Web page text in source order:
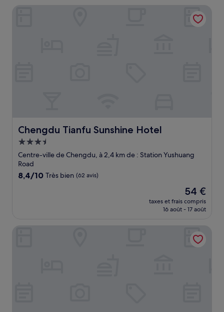
de
55 €
Chengdu Tianfu Sunshine Hotel
Chengdu Tianfu Sunshine Hotel
Hébergement
3.5 étoiles
Centre-ville de Chengdu, à 2,4 km de : Station Yushuang
Road
8.4
8,4/10 Très bien (62 avis)
Le
nouveau
prix
de
54 €
54 €
taxes et frais compris
16 août - 17 août
Xu Li Traveling Hotel (Chengdu Taikoo Li Chunxi Road